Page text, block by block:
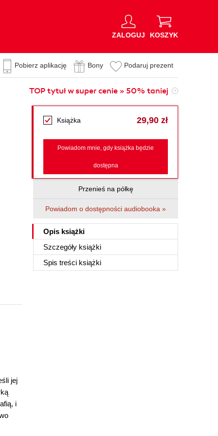
ZALOGUJ KOSZYK
Pobierz aplikację Bony Podaruj prezent
TOP tytuł w super cenie » 50% taniej
Książka 29,90 zł
Powiadom mnie, gdy książka będzie
dostępna
Przenieś na półkę
Powiadom o dostępności audiobooka »
Opis książki
Szczegóły książki
Spis treści książki
jej
i